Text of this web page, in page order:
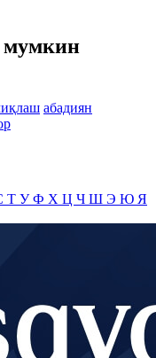
мумкин
абадиян
Т УФ Х Ц Ч Ш Э Ю Я